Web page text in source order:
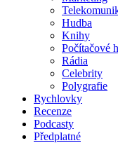
Hudba
Knihy
Počítačové
Rádia
Celebrity
Polygrafie
Rychlovky
Recenze
Podcasty
Předplatné